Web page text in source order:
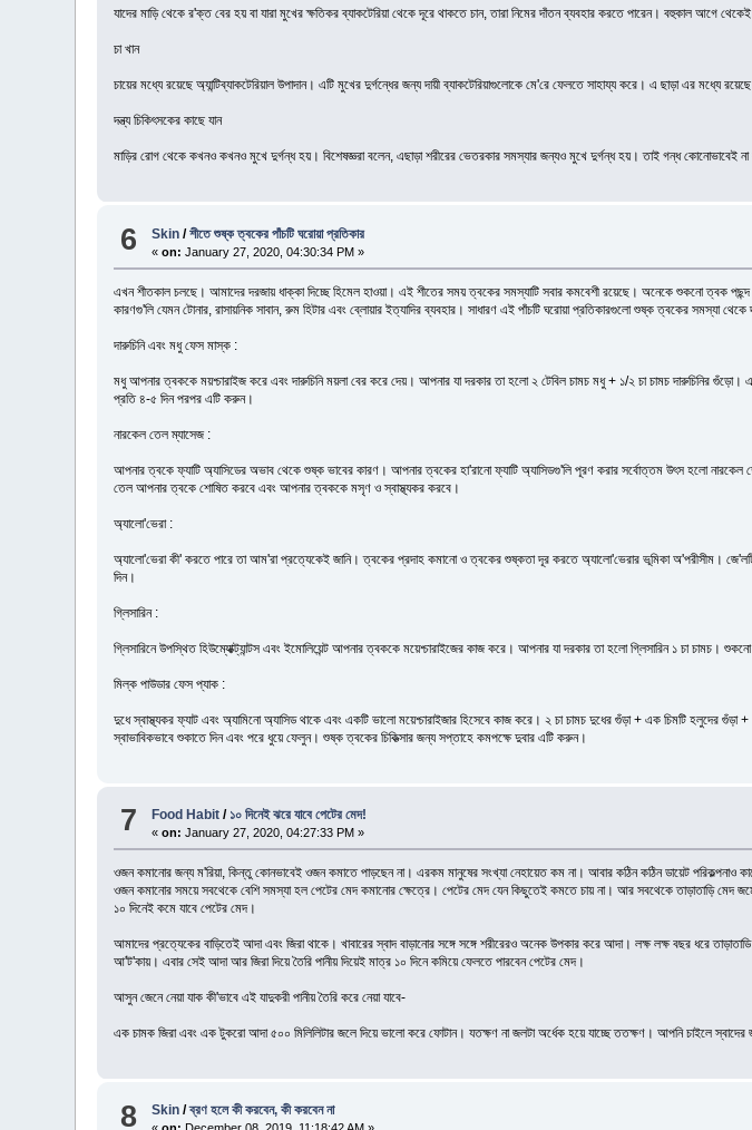
যাদের মাড়ি থেকে র'ক্ত বের হয় বা যারা মুখের ক্ষতিকর ব্যাকটেরিয়া থেকে দূরে থাকতে চান, তারা নিমের দাঁতন ব্যবহার করতে পারেন। বহুকাল আগে
চা খান
চায়ের মধ্যে রয়েছে অ্যান্টিব্যাকটেরিয়াল উপাদান। এটি মুখের দুর্গন্ধের জন্য দায়ী ব্যাকটেরিয়াগুলোকে মে'রে ফেলতে সাহায্য করে। এ ছাড়া এর মধ্যে
দন্ত্য চিকিৎসকের কাছে যান
মাড়ির রোগ থেকে কখনও কখনও মুখে দুর্গন্ধ হয়। বিশেষজ্ঞরা বলেন, এছাড়া শরীরের ভেতরকার সমস্যার জন্যও মুখে দুর্গন্ধ হয়। তাই গন্ধ কোনোভাবেই
6 Skin /শীতে শুষ্ক ত্বকের পাঁচটি ঘরোয়া প্রতিকার
«on: January 27, 2020, 04:30:34 PM »
এখন শীতকাল চলছে। আমাদের দরজায় ধাক্কা দিচ্ছে হিমেল হাওয়া। এই শীতের সময় ত্বকের সমস্যাটি সবার কমবেশী রয়েছে। অনেকে শুকনো ত্বক
কারণগু'লি যেমন টোনার, রাসায়নিক সাবান, রুম হিটার এবং ব্লোয়ার ইত্যাদির ব্যবহার। সাধারণ এই পাঁচটি ঘরোয়া প্রতিকারগুলো শুষ্ক ত্বকের সমস্যা থেকে
দারুচিনি এবং মধু ফেস মাস্ক :
মধু আপনার ত্বককে ময়শ্চারাইজ করে এবং দারুচিনি ময়লা বের করে দেয়। আপনার যা দরকার তা হলো ২ টেবিল চামচ মধু + ১/২ চা চামচ দারুচিনির
প্রতি ৪-৫ দিন পরপর এটি করুন।
নারকেল তেল ম্যাসেজ :
আপনার ত্বকে ফ্যাটি অ্যাসিডের অভাব থেকে শুষ্ক ভাবের কারণ। আপনার ত্বকের হা'রানো ফ্যাটি অ্যাসিডগু'লি পূরণ করার সর্বোত্তম উৎস হলো
তেল আপনার ত্বকে শোষিত করবে এবং আপনার ত্বককে মসৃণ ও স্বাস্থ্যকর করবে।
অ্যালো'ভেরা :
অ্যালো'ভেরা কী' করতে পারে তা আম'রা প্রত্যেকেই জানি। ত্বকের প্রদাহ কমানো ও ত্বকের শুষ্কতা দূর করতে অ্যালো'ভেরার ভূমিকা অ'পরীসীম।
দিন।
গ্লিসারিন :
গ্লিসারিনে উপস্থিত হিউমে্যাক্ট্যান্টস এবং ইমোলিয়েন্ট আপনার ত্বককে ময়েশ্চারাইজের কাজ করে। আপনার যা দরকার তা হলো গ্লিসারিন ১ চা চামচ।
মিল্ক পাউডার ফেস প্যাক :
দুধে স্বাস্থ্যকর ফ্যাট এবং অ্যামিনো অ্যাসিড থাকে এবং একটি ভালো ময়েশ্চারাইজার হিসেবে কাজ করে। ২ চা চামচ দুধের গুঁড়া + এক চিমটি হলুদের
স্বাভাবিকভাবে শুকাতে দিন এবং পরে ধুয়ে ফেলুন। শুষ্ক ত্বকের চিকিত্সার জন্য সপ্তাহে কমপক্ষে দুবার এটি করুন।
7 Food Habit / ১০ দিনেই ঝরে যাবে পেটের মেদ!
«on: January 27, 2020, 04:27:33 PM »
ওজন কমানোর জন্য ম'রিয়া, কিন্তু কোনভাবেই ওজন কমাতে পাড়ছেন না। এরকম মানুষের সংখ্যা নেহায়েত কম না। আবার কঠিন কঠিন ডায়েট পরিকল্পনাও
ওজন কমানোর সময়ে সবথেকে বেশি সমস্যা হল পেটের মেদ কমানোর ক্ষেত্রে। পেটের মেদ যেন কিছুতেই কমতে চায় না। আর সবথেকে তাড়াতাড়ি মেদ
১০ দিনেই কমে যাবে পেটের মেদ।
আমাদের প্রত্যেকের বাড়িতেই আদা এবং জিরা থাকে। খাবারের স্বাদ বাড়ানোর সঙ্গে সঙ্গে শরীরেরও অনেক উপকার করে আদা। লক্ষ লক্ষ বছর ধরে
আ'ট'কায়। এবার সেই আদা আর জিরা দিয়ে তৈরি পানীয় দিয়েই মাত্র ১০ দিনে কমিয়ে ফেলতে পারবেন পেটের মেদ।
আসুন জেনে নেয়া যাক কী'ভাবে এই যাদুকরী পানীয় তৈরি করে নেয়া যাবে-
এক চামক জিরা এবং এক টুকরো আদা ৫০০ মিলিলিটার জলে দিয়ে ভালো করে ফোটান। যতক্ষণ না জলটা অর্ধেক হয়ে যাচ্ছে ততক্ষণ। আপনি চাইলে
8 Skin /ব্রণ হলে কী করবেন, কী করবেন না